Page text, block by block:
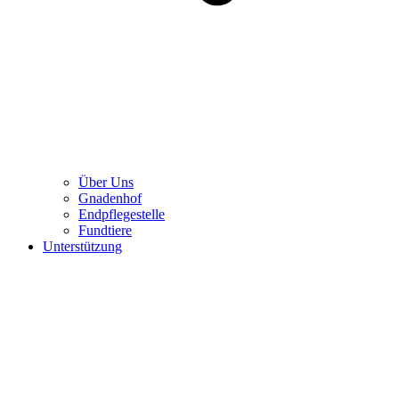
Über Uns
Gnadenhof
Endpflegestelle
Fundtiere
Unterstützung